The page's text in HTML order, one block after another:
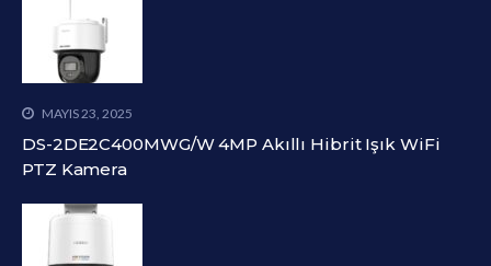
MAYIS 23, 2025
DS-2DE2C400MWG/W 4MP Akıllı Hibrit Işık WiFi
PTZ Kamera